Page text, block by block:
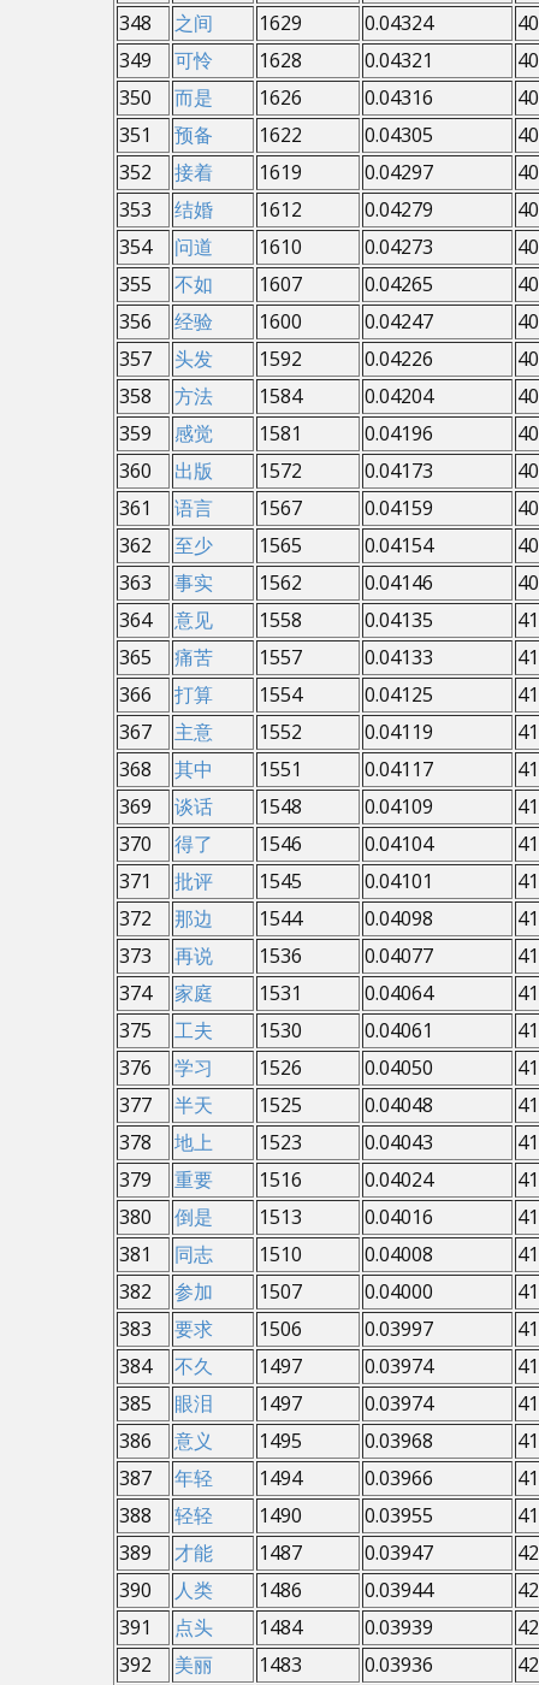
348
之间 1629 0.04324
349
可怜 1628 0.04321
350
而是 1626 0.04316
351
预备 1622 0.04305
352
接着 1619 0.04297
353
结婚 1612 0.04279
354
问道 1610 0.04273
355
不如 1607 0.04265
356
经验 1600 0.04247
357
头发 1592 0.04226
358
方法 1584 0.04204
359
感觉 1581 0.04196
360
出版 1572 0.04173
361
语言 1567 0.04159
362
至少 1565 0.04154
363
事实 1562 0.04146
364
意见 1558 0.04135
365
痛苦 1557 0.04133
366
打算 1554 0.04125
367
主意 1552 0.04119
368
其中 1551 0.04117
369
谈话 1548 0.04109
370
得了 1546 0.04104
371
批评 1545 0.04101
372
那边 1544 0.04098
373
再说 1536 0.04077
374
家庭 1531 0.04064
375
工夫 1530 0.04061
376
学习 1526 0.04050
377
半天 1525 0.04048
378
地上 1523 0.04043
379
重要 1516 0.04024
380
倒是 1513 0.04016
381
同志 1510 0.04008
382
参加 1507 0.04000
383
要求 1506 0.03997
384
不久 1497 0.03974
385
眼泪 1497 0.03974
386
意义 1495 0.03968
387
年轻 1494 0.03966
388
轻轻 1490 0.03955
389
才能 1487 0.03947
390
人类 1486 0.03944
391
点头 1484 0.03939
392
美丽 1483 0.03936